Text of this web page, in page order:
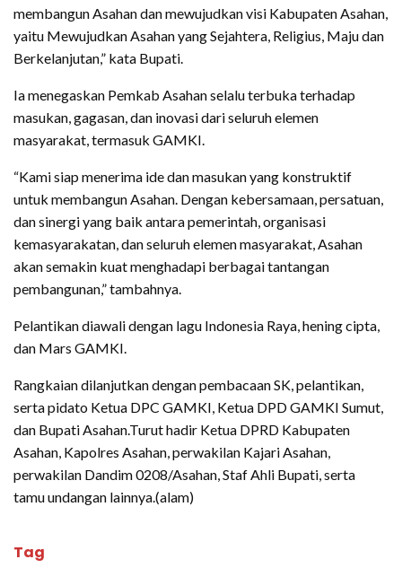
membangun Asahan dan mewujudkan visi Kabupaten Asahan,
yaitu Mewujudkan Asahan yang Sejahtera, Religius, Maju dan
Berkelanjutan,” kata Bupati.
Ia menegaskan Pemkab Asahan selalu terbuka terhadap
masukan, gagasan, dan inovasi dari seluruh elemen
masyarakat, termasuk GAMKI.
“Kami siap menerima ide dan masukan yang konstruktif
untuk membangun Asahan. Dengan kebersamaan, persatuan,
dan sinergi yang baik antara pemerintah, organisasi
kemasyarakatan, dan seluruh elemen masyarakat, Asahan
akan semakin kuat menghadapi berbagai tantangan
pembangunan,” tambahnya.
Pelantikan diawali dengan lagu Indonesia Raya, hening cipta,
dan Mars GAMKI.
Rangkaian dilanjutkan dengan pembacaan SK, pelantikan,
serta pidato Ketua DPC GAMKI, Ketua DPD GAMKI Sumut,
dan Bupati Asahan.Turut hadir Ketua DPRD Kabupaten
Asahan, Kapolres Asahan, perwakilan Kajari Asahan,
perwakilan Dandim 0208/Asahan, Staf Ahli Bupati, serta
tamu undangan lainnya.(alam)
Tag